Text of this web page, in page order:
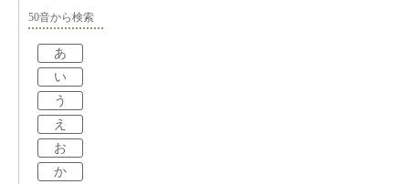
50音から検索
あ
い
う
え
お
か